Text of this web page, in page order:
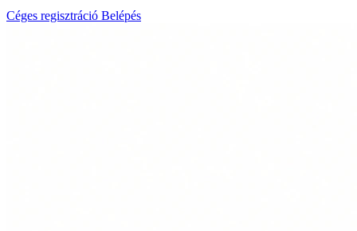
Céges regisztráció Belépés